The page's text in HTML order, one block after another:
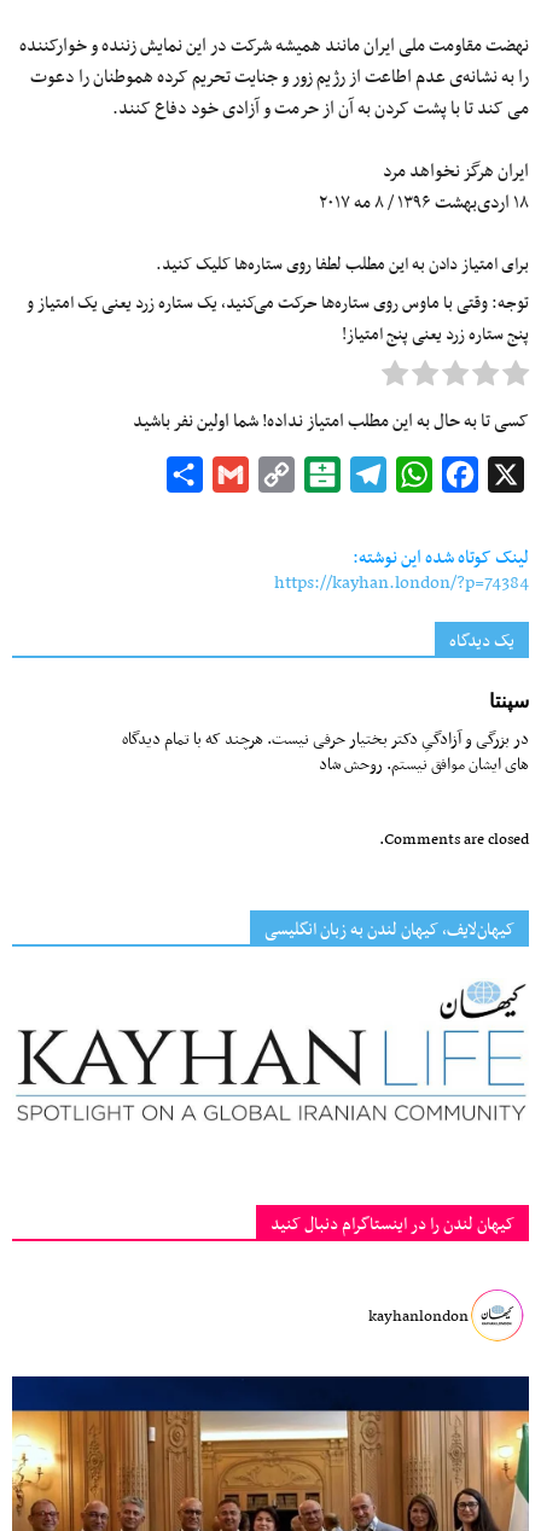
نهضت مقاومت ملی ایران مانند همیشه شرکت در این نمایش زننده و خوارکننده
را به نشانه‌ی عدم اطاعت از رژیم زور و جنایت تحریم کرده هموطنان را دعوت
می کند تا با پشت‌ کردن به آن از حرمت و آزادی خود دفاع کنند.
ایران هرگز نخواهد مرد
۱۸ اردی‌بهشت ۱۳۹۶ / ۸ مه ۲۰۱۷
برای امتیاز دادن به این مطلب لطفا روی ستاره‌ها کلیک کنید.
توجه: وقتی با ماوس روی ستاره‌ها حرکت می‌کنید، یک ستاره زرد یعنی یک امتیاز و
پنج ستاره زرد یعنی پنج امتیاز!
کسی تا به حال به این مطلب امتیاز نداده! شما اولین نفر باشید
Facebook
WhatsApp
Telegram
Balatarin
Copy
Gmail
لینک کوتاه شده این نوشته:
https://kayhan.london/?p=74384
یک دیدگاه
سپنتا
در بزرگی و آزادگیِ دکتر بختیار حرفی نیست. هرچند که با تمام دیدگاه
های ایشان موافق نیستم. روحش شاد
Comments are closed.
کیهان‌لایف، کیهان لندن به زبان انگلیسی
کیهان لندن را در اینستاگرام دنبال کنید
kayhanlondon